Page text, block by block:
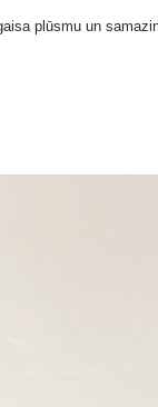
plūsmu un